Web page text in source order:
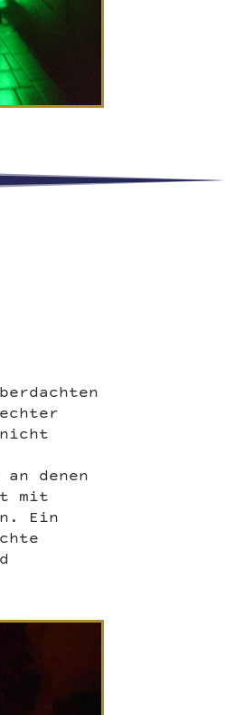
denen
mit
Ein